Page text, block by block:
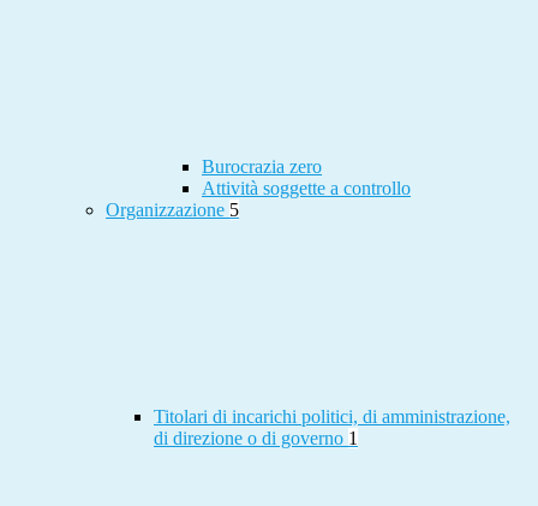
Burocrazia zero
Attività soggette a controllo
Organizzazione 5
Titolari di incarichi politici, di amministrazione,
di direzione o di governo 1